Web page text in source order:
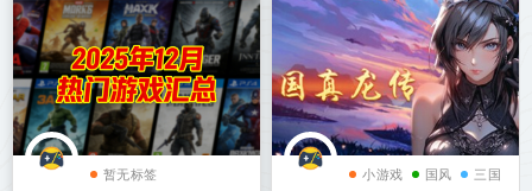
暂无标签 小游戏 国风 三国